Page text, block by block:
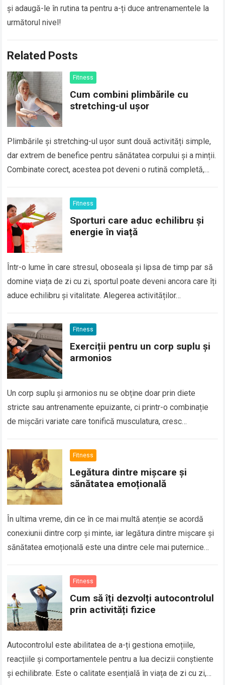
și adaugă-le în rutina ta pentru a-ți duce antrenamentele la
următorul nivel!
Related Posts
Fitness
Cum combini plimbările cu
stretching-ul ușor
Plimbările și stretching-ul ușor sunt două activități simple,
dar extrem de benefice pentru sănătatea corpului și a minții.
Combinate corect, acestea pot deveni o rutină completă,
Fitness
Sporturi care aduc echilibru și
energie în viață
Într-o lume în care stresul, oboseala și lipsa de timp par să
domine viața de zi cu zi, sportul poate deveni ancora care îți
aduce echilibru și vitalitate. Alegerea activităților…
Fitness
Exerciții pentru un corp suplu și
armonios
Un corp suplu și armonios nu se obține doar prin diete
stricte sau antrenamente epuizante, ci printr-o combinație
de mișcări variate care tonifică musculatura, cresc
Fitness
Legătura dintre mișcare și
sănătatea emoțională
În ultima vreme, din ce în ce mai multă atenție se acordă
conexiunii dintre corp și minte, iar legătura dintre mișcare și
sănătatea emoțională este una dintre cele mai puternice…
Fitness
Cum să îți dezvolți autocontrolul
prin activități fizice
Autocontrolul este abilitatea de a-ți gestiona emoțiile,
reacțiile și comportamentele pentru a lua decizii conștiente
și echilibrate. Este o calitate esențială în viața de zi cu zi,